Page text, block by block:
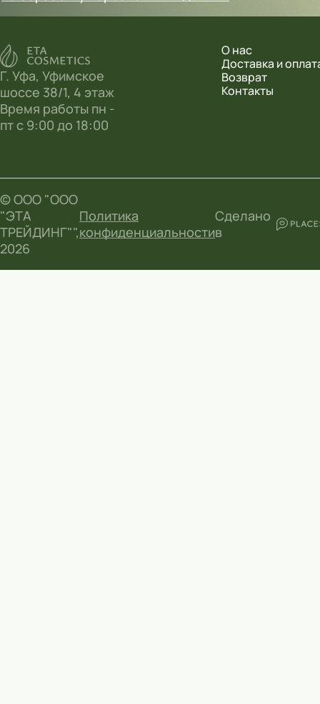
Г. Уфа, Уфимское
шоссе 38/1, 4 этаж
Время работы пн -
пт с 9:00 до 18:00
О нас
Доставка и
Возврат
Контакты
© ООО "ООО
"ЭТА
ТРЕЙДИНГ"",
2026
Политика
конфиденциальности
Сделано
в